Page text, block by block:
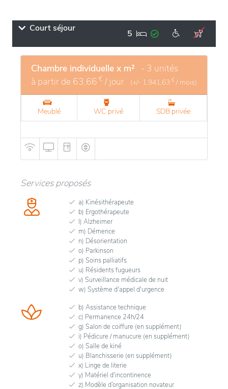
Court séjour 5
Chambre individuelle x m² - 3 unités
à partir de 63,66 € / jour (+/- 1.941,63 € / mois)
Meublé WC privé SDB privée
Services proposés
a) Kinésithérapeute
b) Ergothérapeute
l) Alzheimer
m) Démence
n) Désorientation
o) Parkinson
p) Soins palliatifs
u) Résidents fugueurs
v) Surveillance médicale de nuit
w) Système d'appel d'urgence
b) Assistance technique
c) Permanence 24h/24
g) Salon de coiffure (en supplément)
i) Pédicure / manucure (en supplément)
o) Salle de kiné
u) Blanchisserie (en supplément)
x) Linge de literie
y) Matériel d'incontinence
z) Modèle d’organisation novateur